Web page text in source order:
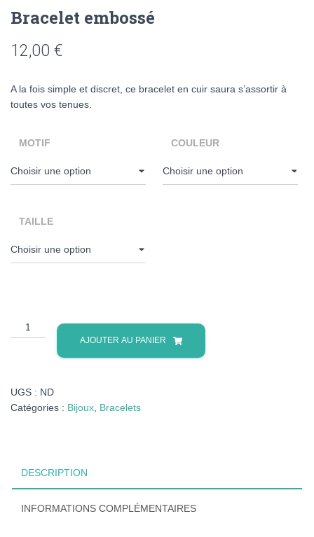
Bracelet embossé
12,00 €
A la fois simple et discret, ce bracelet en cuir saura s’assortir à
toutes vos tenues.
MOTIF COULEUR
TAILLE
quantité
de
AJOUTER AU PANIER
UGS : ND
Catégories : Bijoux Bracelets
DESCRIPTION
INFORMATIONS COMPLÉMENTAIRES